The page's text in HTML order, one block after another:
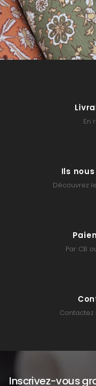
En
Ils
Découvrez
Par CB
Inscrivez-vous